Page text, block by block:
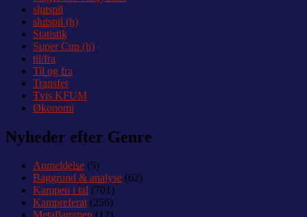
slutspil
slutspil (h)
Statistik
Super Cup (h)
til/fra
Til og fra
Transfer
Tvis KFUM
Økonomi
Nyheder efter Genre
Anmeldelse (5)
Baggrund & analyse (62)
Kampen i tal (701)
Kampreferat(256)